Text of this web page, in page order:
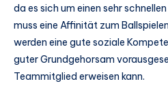
da es sich um einen sehr
muss eine Affinität zum
werden eine gute soziale
guter Grundgehorsam
Teammitglied erweisen kann.